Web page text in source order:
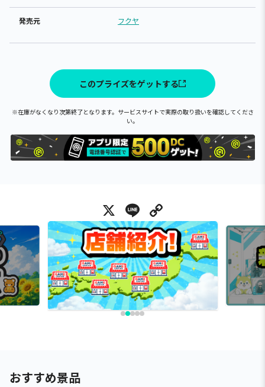
発売元 フクヤ
このプライズをゲットする
※在庫がなくなり次第終了となります。サービスサイトで実際の取り扱いを確認してくださ
い。
X Line
おすすめ景品